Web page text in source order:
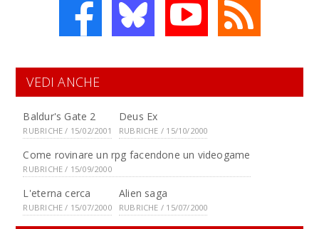
VEDI ANCHE
Baldur's Gate 2
RUBRICHE / 15/02/2001
Deus Ex
RUBRICHE / 15/10/2000
Come rovinare un rpg facendone un videogame
RUBRICHE / 15/09/2000
L'eterna cerca
RUBRICHE / 15/07/2000
Alien saga
RUBRICHE / 15/07/2000